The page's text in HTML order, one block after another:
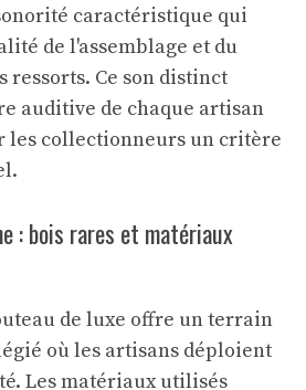
caractéristique qui
de l'assemblage et du
ressorts. Ce son distinct
auditive de chaque artisan
les collectionneurs un critère
: bois rares et matériaux
de luxe offre un terrain
où les artisans déploient
Les matériaux utilisés